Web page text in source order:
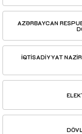
AZƏRBAYCAN
İQTİSADİYYAT